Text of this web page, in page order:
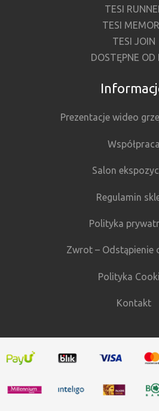
TESI
TESI
TESI JOIN
DOSTĘPNE OD
Prezentacje wideo
Współpraca
Salon
Regulamin
Polityka
Zwrot – Odstąpienie
Polityka
Kontakt